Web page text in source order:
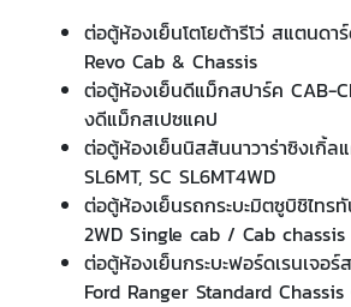
ต่อตู้ห้องเย็นโตโยต้ารีโว่ สแตนดา
Revo Cab & Chassis
ต่อตู้ห้องเย็นดีแม็กสปาร์ค CAB-
งดีแม็กสเปซแคป
ต่อตู้ห้องเย็นนิสสันนาวาร่าซิงเกิ้ล
SL6MT, SC SL6MT4WD
ต่อตู้ห้องเย็นรถกระบะมิตซูบิชิไทร
2WD Single cab / Cab chassis
ต่อตู้ห้องเย็นกระบะฟอร์ดเรนเจอ
Ford Ranger Standard